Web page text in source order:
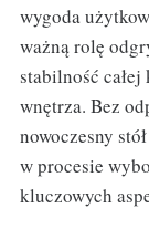
wygoda
ważną rolę
stabilność
wnętrza. Bez
nowoczesny
w procesie
kluczowych